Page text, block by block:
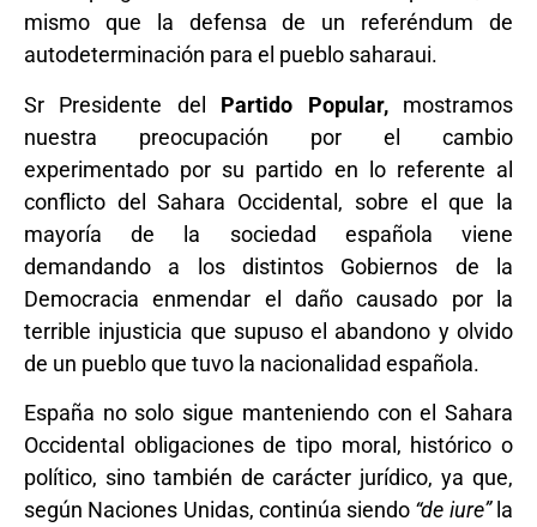
mismo que la defensa de un referéndum de
autodeterminación para el pueblo saharaui.
Sr Presidente del Partido Popular,mostramos
nuestra preocupación por el cambio
experimentado por su partido en lo referente al
conflicto del Sahara Occidental, sobre el que la
mayoría de la sociedad española viene
demandando a los distintos Gobiernos de la
Democracia enmendar el daño causado por la
terrible injusticia que supuso el abandono y olvido
de un pueblo que tuvo la nacionalidad española.
España no solo sigue manteniendo con el Sahara
Occidental obligaciones de tipo moral, histórico o
político, sino también de carácter jurídico, ya que,
según Naciones Unidas, continúa siendo “de iure”la